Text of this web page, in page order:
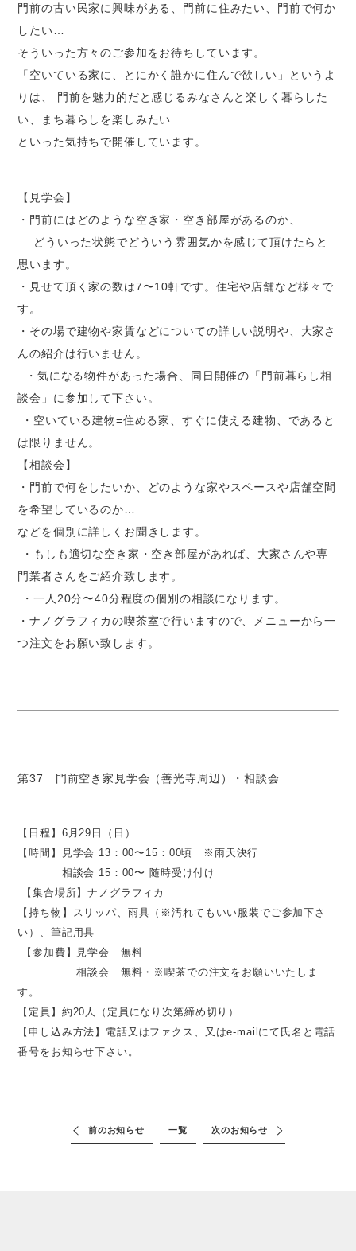
門前の古い民家に興味がある、門前に住みたい、門前で何か
したい…
そういった方々のご参加をお待ちしています。
「空いている家に、とにかく誰かに住んで欲しい」というよ
りは、 門前を魅力的だと感じるみなさんと楽しく暮らした
い、まち暮らしを楽しみたい …
といった気持ちで開催しています。
【見学会】
・門前にはどのような空き家・空き部屋があるのか、
どういった状態でどういう雰囲気かを感じて頂けたらと
思います。
・見せて頂く家の数は7〜10軒です。住宅や店舗など様々で
す。
・その場で建物や家賃などについての詳しい説明や、大家さ
んの紹介は行いません。
・気になる物件があった場合、同日開催の「門前暮らし相
談会」に参加して下さい。
・空いている建物=住める家、すぐに使える建物、であると
は限りません。
【相談会】
・門前で何をしたいか、どのような家やスペースや店舗空間
を希望しているのか…
などを個別に詳しくお聞きします。
・もしも適切な空き家・空き部屋があれば、大家さんや専
門業者さんをご紹介致します。
・一人20分〜40分程度の個別の相談になります。
・ナノグラフィカの喫茶室で行いますので、メニューから一
つ注文をお願い致します。
第37 門前空き家見学会（善光寺周辺）・相談会
【日程】6月29日（日）
【時間】見学会 13：00〜15：00頃 ※雨天決行
相談会 15：00〜 随時受け付け
【集合場所】ナノグラフィカ
【持ち物】スリッパ、雨具（※汚れてもいい服装でご参加下さ
い）、筆記用具
【参加費】見学会 無料
相談会 無料・※喫茶での注文をお願いいたしま
す。
【定員】約20人（定員になり次第締め切り）
【申し込み方法】電話又はファクス、又はe-mailにて氏名と電話
番号をお知らせ下さい。
前のお知らせ 一覧 次のお知らせ